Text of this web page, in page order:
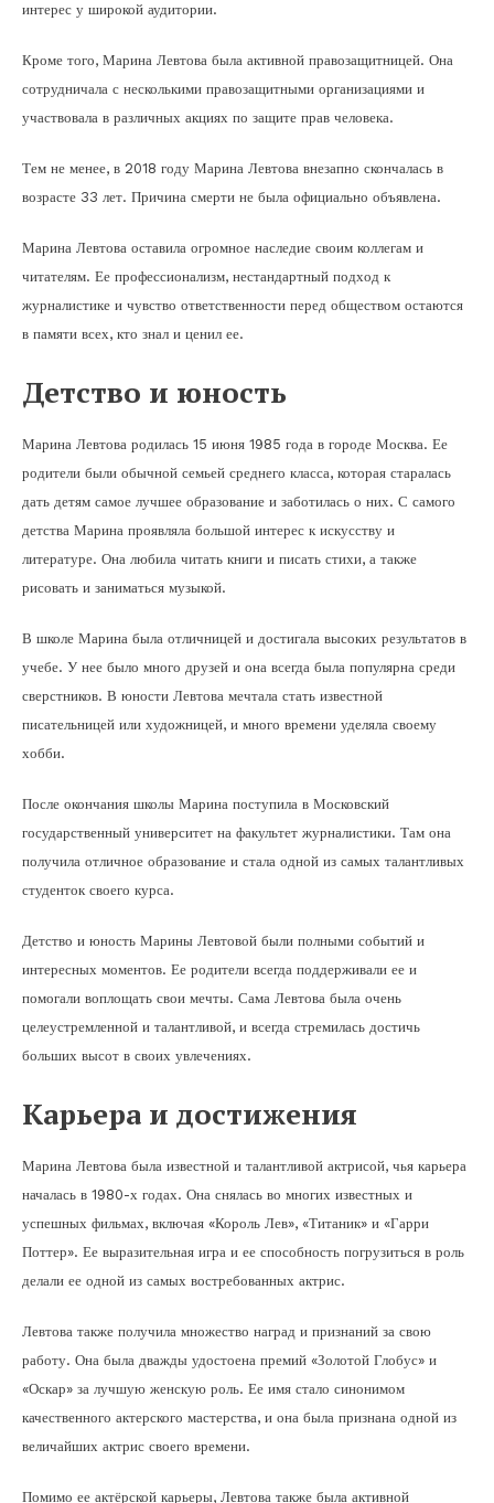
интерес у широкой аудитории.
Кроме того, Марина Левтова была активной правозащитницей. Она
сотрудничала с несколькими правозащитными организациями и
участвовала в различных акциях по защите прав человека.
Тем не менее, в 2018 году Марина Левтова внезапно скончалась в
возрасте 33 лет. Причина смерти не была официально объявлена.
Марина Левтова оставила огромное наследие своим коллегам и
читателям. Ее профессионализм, нестандартный подход к
журналистике и чувство ответственности перед обществом остаются
в памяти всех, кто знал и ценил ее.
Детство и юность
Марина Левтова родилась 15 июня 1985 года в городе Москва. Ее
родители были обычной семьей среднего класса, которая старалась
дать детям самое лучшее образование и заботилась о них. С самого
детства Марина проявляла большой интерес к искусству и
литературе. Она любила читать книги и писать стихи, а также
рисовать и заниматься музыкой.
В школе Марина была отличницей и достигала высоких результатов в
учебе. У нее было много друзей и она всегда была популярна среди
сверстников. В юности Левтова мечтала стать известной
писательницей или художницей, и много времени уделяла своему
хобби.
После окончания школы Марина поступила в Московский
государственный университет на факультет журналистики. Там она
получила отличное образование и стала одной из самых талантливых
студенток своего курса.
Детство и юность Марины Левтовой были полными событий и
интересных моментов. Ее родители всегда поддерживали ее и
помогали воплощать свои мечты. Сама Левтова была очень
целеустремленной и талантливой, и всегда стремилась достичь
больших высот в своих увлечениях.
Карьера и достижения
Марина Левтова была известной и талантливой актрисой, чья карьера
началась в 1980-х годах. Она снялась во многих известных и
успешных фильмах, включая «Король Лев», «Титаник» и «Гарри
Поттер». Ее выразительная игра и ее способность погрузиться в роль
делали ее одной из самых востребованных актрис.
Левтова также получила множество наград и признаний за свою
работу. Она была дважды удостоена премий «Золотой Глобус» и
«Оскар» за лучшую женскую роль. Ее имя стало синонимом
качественного актерского мастерства, и она была признана одной из
величайших актрис своего времени.
Помимо ее актёрской карьеры, Левтова также была активной